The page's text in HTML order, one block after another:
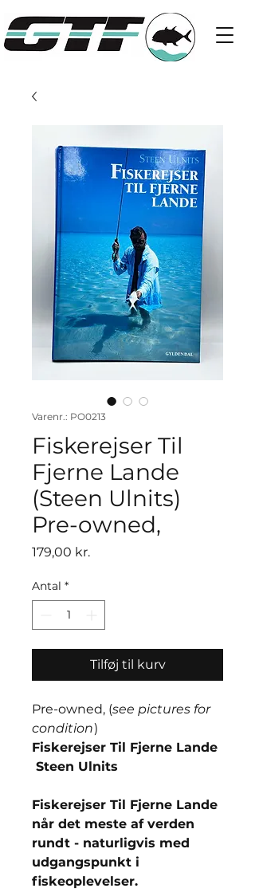
Varenr.: PO0213
Fiskerejser Til
Fjerne Lande
(Steen Ulnits)
Pre-owned,
179,00 kr.Pris
Antal *
Tilføj til kurv
Pre-owned, (see pictures for
condition)
Fiskerejser Til Fjerne Lande
Steen Ulnits
Fiskerejser Til Fjerne Lande
når det meste af verden
rundt - naturligvis med
udgangspunkt i
fiskeoplevelser.